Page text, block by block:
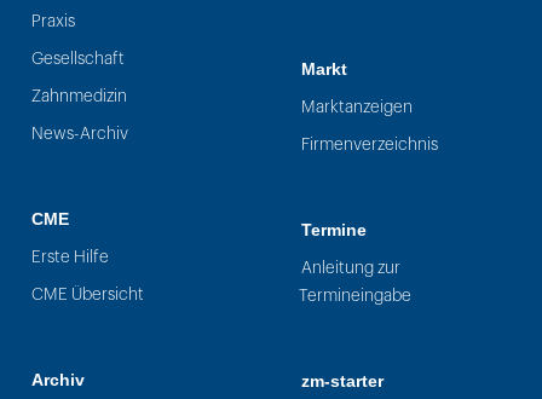
Praxis
Gesellschaft
Zahnmedizin
News-Archiv
CME
Erste Hilfe
CME Übersicht
Archiv
Markt
Marktanzeigen
Firmenverzeichnis
Termine
Anleitung zur
Termineingabe
zm-starter